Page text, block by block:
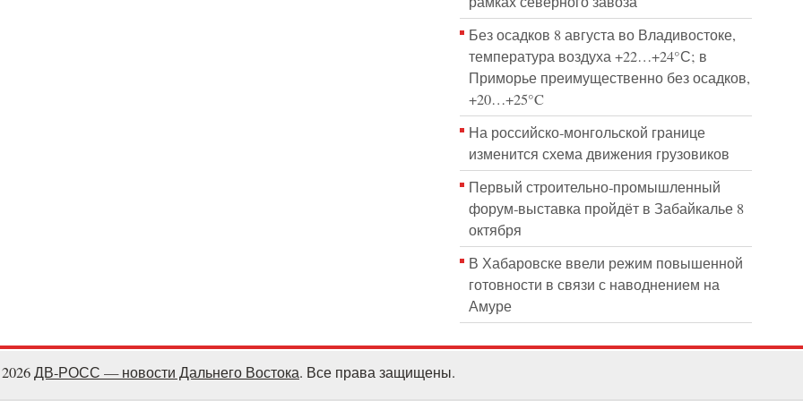
Без осадков 8 августа во Владивостоке,
температура воздуха +22…+24°С; в
Приморье преимущественно без осадков,
+20…+25°C
На российско‑монгольской границе
изменится схема движения грузовиков
Первый строительно‑промышленный
форум‑выставка пройдёт в Забайкалье 8
октября
В Хабаровске ввели режим повышенной
готовности в связи с наводнением на
Амуре
ДВ-РОСС — новости Дальнего Востока. Все права защищены.